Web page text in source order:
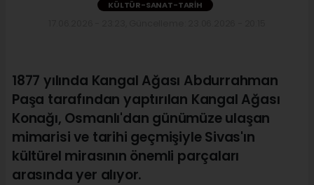
KÜLTÜR-SANAT-TARIH
1877 yılında Kangal Ağası Abdurrahman
Paşa tarafından yaptırılan Kangal Ağası
Konağı, Osmanlı'dan günümüze ulaşan
mimarisi ve tarihi geçmişiyle Sivas'ın
kültürel mirasının önemli parçaları
arasında yer alıyor.